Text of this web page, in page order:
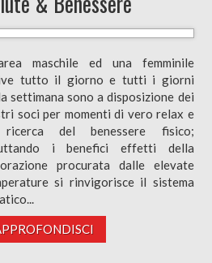
maschile ed una femminile
tutto il giorno e tutti i giorni
settimana sono a disposizione dei
soci per momenti di vero relax e
del benessere fisico;
i benefici effetti della
procurata dalle elevate
si rinvigorisce il sistema